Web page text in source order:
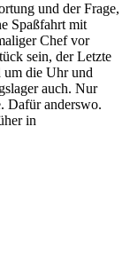
und der Frage,
Spaßfahrt mit
Chef vor
sein, der Letzte
um die Uhr und
auch. Nur
Dafür anderswo.
in